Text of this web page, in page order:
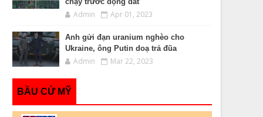
Admin Apr 01, 2023
Anh gửi đạn uranium nghèo cho
Ukraine, ông Putin doạ trả đũa
Admin Mar 22, 2023
BẦU CỬ MỸ